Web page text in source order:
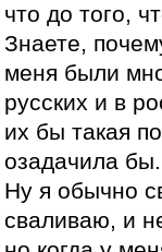
что до того,
Знаете,
меня были
русских и в
их бы такая
озадачила
Ну я обычно
сваливаю, и